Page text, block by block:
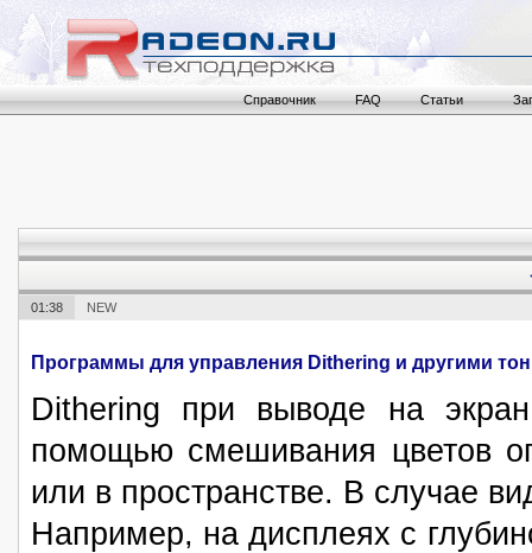
Справочник FAQ Статьи
01:38 NEW
Программы для управления Dithering и другими
Dithering при выводе на
помощью смешивания цветов
или в пространстве. В случае
Например, на дисплеях с